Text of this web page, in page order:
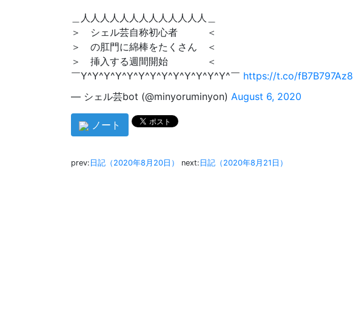
＿人人人人人人人人人人人人人＿
＞ シェル芸自称初心者 ＜
＞ の肛門に綿棒をたくさん ＜
＞ 挿入する週間開始 ＜
￣Y^Y^Y^Y^Y^Y^Y^Y^Y^Y^Y^Y^Y^￣ https://t.co/fB7B797Az8
— シェル芸bot (@minyoruminyon) August 6, 2020
ノート
prev: 日記（2020年8月20日） next: 日記（2020年8月21日）